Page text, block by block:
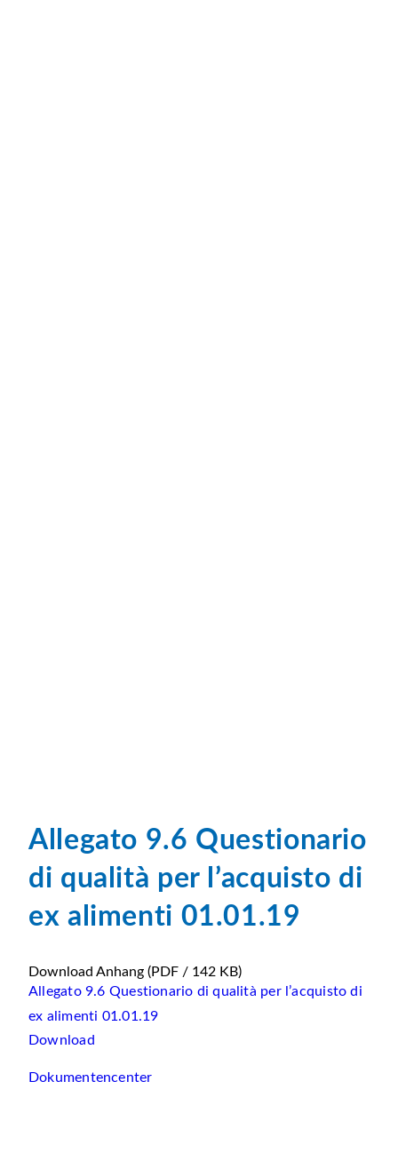
Allegato 9.6 Questionario
di qualità per l’acquisto di
ex alimenti 01.01.19
Download Anhang (PDF / 142 KB)
Allegato 9.6 Questionario di qualità per l’acquisto di
ex alimenti 01.01.19
Download
Dokumentencenter